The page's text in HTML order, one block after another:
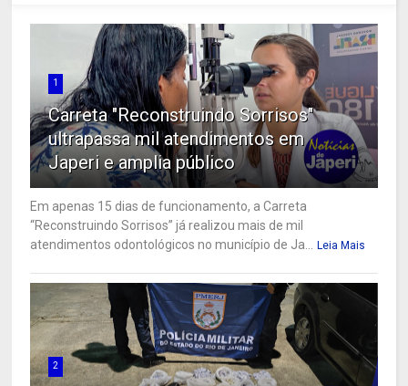
1
Carreta "Reconstruindo Sorrisos"
ultrapassa mil atendimentos em
Japeri e amplia público
Em apenas 15 dias de funcionamento, a Carreta
“Reconstruindo Sorrisos” já realizou mais de mil
atendimentos odontológicos no município de Ja...
Leia Mais
2